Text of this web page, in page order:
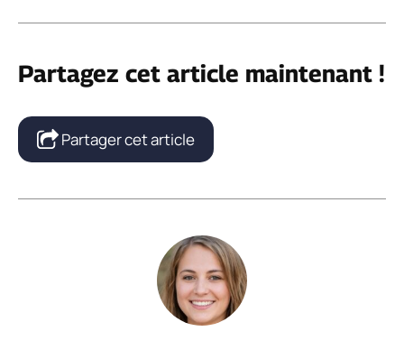
Partagez cet article maintenant !
Partager cet article